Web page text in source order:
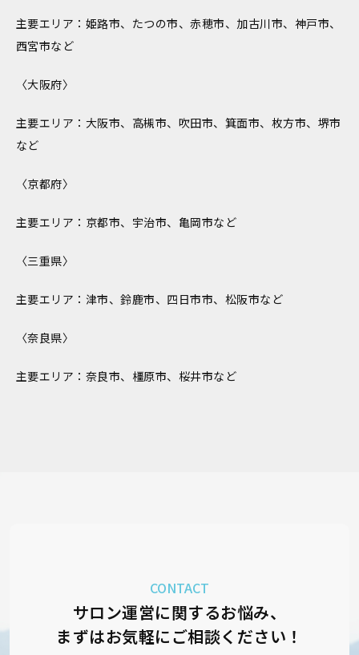
主要エリア：姫路市、たつの市、赤穂市、加古川市、神戸市、
西宮市など
〈大阪府〉
主要エリア：大阪市、高槻市、吹田市、箕面市、枚方市、堺市
など
〈京都府〉
主要エリア：京都市、宇治市、亀岡市など
〈三重県〉
主要エリア：津市、鈴鹿市、四日市市、松阪市など
〈奈良県〉
主要エリア：奈良市、橿原市、桜井市など
CONTACT
サロン運営に関するお悩み、
まずはお気軽にご相談ください！